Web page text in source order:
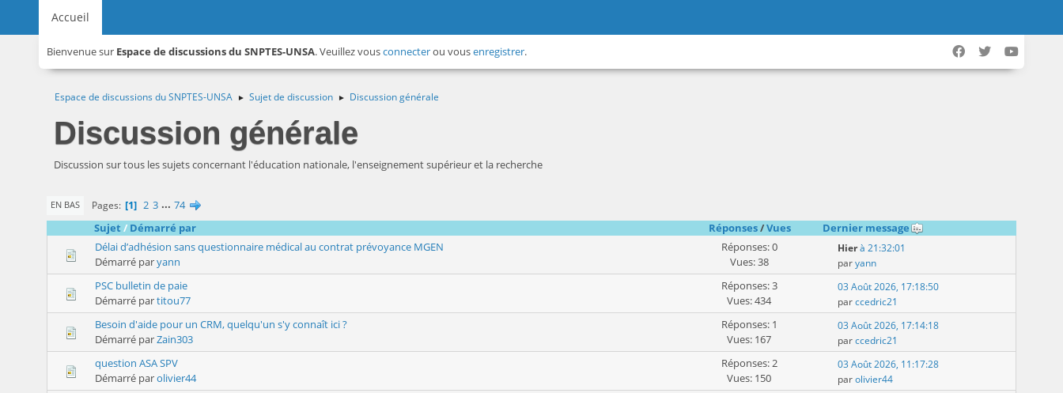
Accueil
Bienvenue sur Espace de discussions du SNPTES-UNSA. Veuillez vousconnecterou vousenregistrer.
Espace de discussions du SNPTES-UNSA ► Sujet de discussion ► Discussion générale
Discussion générale
Discussion sur tous les sujets concernant l'éducation nationale, l'enseignement supérieur et la recherche
EN BAS Pages 1 2 3 ... 74
Sujet / Démarré par Réponses/Vues
Dernier message
Délai d’adhésion sans questionnaire médical au contrat prévoyance MGEN
Démarré paryann
Réponses: 0
Vues: 38
Hierà 21:32:01
paryann
PSC bulletin de paie
Démarré partitou77
Réponses: 3
Vues: 434
03 Août 2026, 17:18:50
parccedric21
Besoin d'aide pour un CRM, quelqu'un s'y connaît ici ?
Démarré parZain303
Réponses: 1
Vues: 167
03 Août 2026, 17:14:18
parccedric21
question ASA SPV
Démarré parolivier44
Réponses: 2
Vues: 150
03 Août 2026, 11:17:28
parolivier44